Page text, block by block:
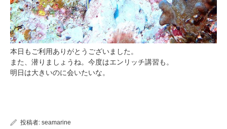
本日もご利用ありがとうございました。
また、潜りましょうね。今度はエンリッチ講習も。
明日は大きいのに会いたいな。
投稿者: seamarine